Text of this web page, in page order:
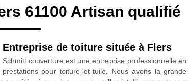
61100 Artisan qualifié
Entreprise de toiture située à Flers
Schmitt couverture est une entreprise professionnelle en
prestations pour toiture et tuile. Nous avons la grande